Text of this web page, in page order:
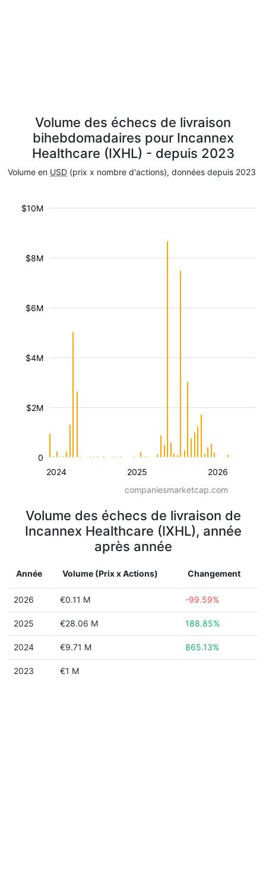
Volume des échecs de livraison
bihebdomadaires pour Incannex
Healthcare (IXHL) - depuis 2023
Volume en USD (prix x nombre d'actions), données depuis 2023
2024 2025 2026
$2M
$4M
$6M
$8M
$10M
0
companiesmarketcap.com
Volume des échecs de livraison de
Incannex Healthcare (IXHL), année
après année
Année Volume (Prix x Actions) Changement
2026 €0.11 M -99.59%
2025 €28.06 M 188.85%
2024 €9.71 M 865.13%
2023 €1 M